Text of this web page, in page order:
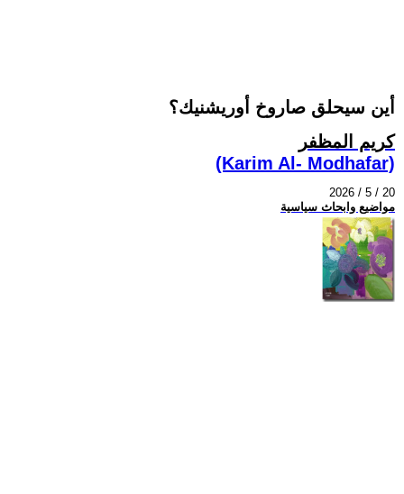
أين سيحلق صاروخ أوريشنيك؟
كريم المظفر
(Karim Al- Modhafar)
2026 / 5 / 20
مواضيع وابحاث سياسية